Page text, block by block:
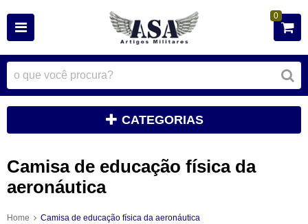
0
CATEGORIAS
Camisa de educação física da
aeronáutica
Home Camisa de educação física da aeronáutica